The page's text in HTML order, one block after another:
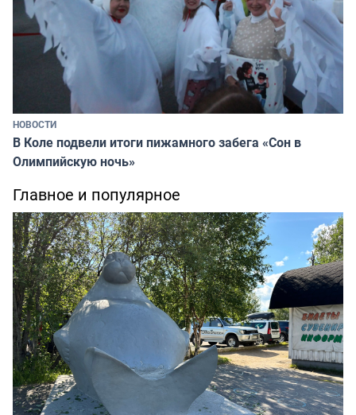
НОВОСТИ
В Коле подвели итоги пижамного забега «Сон в
Олимпийскую ночь»
Главное и популярное